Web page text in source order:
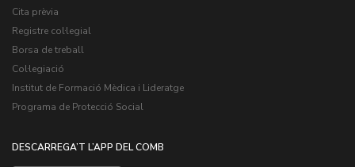
Cita prèvia
Registre col·legial
Borsa de treball
Col·legiació
Institut de Formació Mèdica i Lideratge
Programa de Protecció Social
DESCARREGA’T L’APP DEL COMB